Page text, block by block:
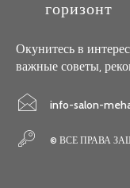
горизонт
Окунитесь в
важные советы,
info-salon-
© ВСЕ ПРАВА